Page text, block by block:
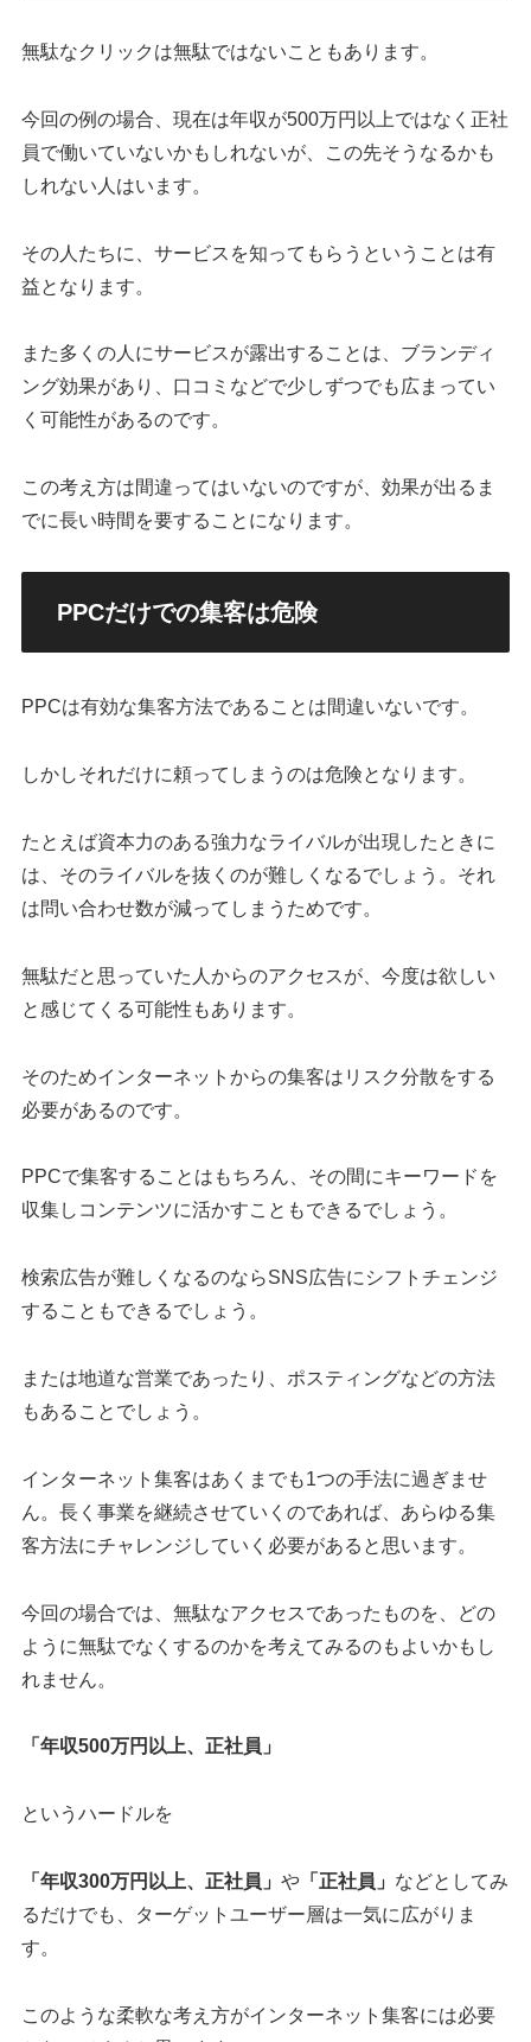
無駄なクリックは無駄ではないこともあります。
今回の例の場合、現在は年収が500万円以上ではなく正社
員で働いていないかもしれないが、この先そうなるかも
しれない人はいます。
その人たちに、サービスを知ってもらうということは有
益となります。
また多くの人にサービスが露出することは、ブランディ
ング効果があり、口コミなどで少しずつでも広まってい
く可能性があるのです。
この考え方は間違ってはいないのですが、効果が出るま
でに長い時間を要することになります。
PPCだけでの集客は危険
PPCは有効な集客方法であることは間違いないです。
しかしそれだけに頼ってしまうのは危険となります。
たとえば資本力のある強力なライバルが出現したときに
は、そのライバルを抜くのが難しくなるでしょう。それ
は問い合わせ数が減ってしまうためです。
無駄だと思っていた人からのアクセスが、今度は欲しい
と感じてくる可能性もあります。
そのためインターネットからの集客はリスク分散をする
必要があるのです。
PPCで集客することはもちろん、その間にキーワードを
収集しコンテンツに活かすこともできるでしょう。
検索広告が難しくなるのならSNS広告にシフトチェンジ
することもできるでしょう。
または地道な営業であったり、ポスティングなどの方法
もあることでしょう。
インターネット集客はあくまでも1つの手法に過ぎませ
ん。長く事業を継続させていくのであれば、あらゆる集
客方法にチャレンジしていく必要があると思います。
今回の場合では、無駄なアクセスであったものを、どの
ように無駄でなくするのかを考えてみるのもよいかもし
れません。
「年収500万円以上、正社員」
というハードルを
「年収300万円以上、正社員」や 「正社員」 などとしてみ
るだけでも、ターゲットユーザー層は一気に広がりま
す。
このような柔軟な考え方がインターネット集客には必要